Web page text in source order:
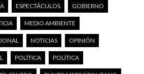
ESPECTÁCULOS GOBIERNO
MEDIO AMBIENTE
NOTICIAS OPINIÓN
POLÍTICA POLÍTICA